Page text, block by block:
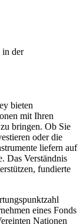
in der
bieten
mit Ihren
bringen. Ob Sie
oder die
liefern auf
Das Verständnis
fundierte
eines Fonds
Nationen